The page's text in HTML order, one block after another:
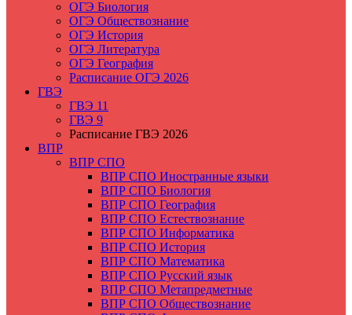
ОГЭ Биология
ОГЭ Обществознание
ОГЭ История
ОГЭ Литература
ОГЭ География
Расписание ОГЭ 2026
ГВЭ
ГВЭ 11
ГВЭ 9
Расписание ГВЭ 2026
ВПР
ВПР СПО
ВПР СПО Иностранные языки
ВПР СПО Биология
ВПР СПО География
ВПР СПО Естествознание
ВПР СПО Информатика
ВПР СПО История
ВПР СПО Математика
ВПР СПО Русский язык
ВПР СПО Метапредметные
ВПР СПО Обществознание